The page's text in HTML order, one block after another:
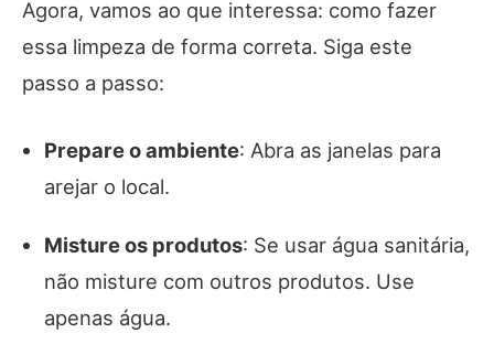
Agora, vamos ao que interessa: como fazer
essa limpeza de forma correta. Siga este
passo a passo:
Prepare o ambiente: Abra as janelas para
arejar o local.
Misture os produtos: Se usar água sanitária,
não misture com outros produtos. Use
apenas água.